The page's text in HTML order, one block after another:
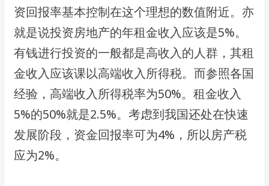
资回报率基本控制在这个理想的数值附近。亦
就是说投资房地产的年租⾦收⼊应该是5%。
有钱进⾏投资的⼀般都是⾼收⼊的⼈群，其租
⾦收⼊应该课以⾼端收⼊所得税。⽽参照各国
经验，⾼端收⼊所得税率为50%。租⾦收⼊
5%的50%就是2.5%。考虑到我国还处在快速
发展阶段，资⾦回报率可为4%，所以房产税
应为2%。